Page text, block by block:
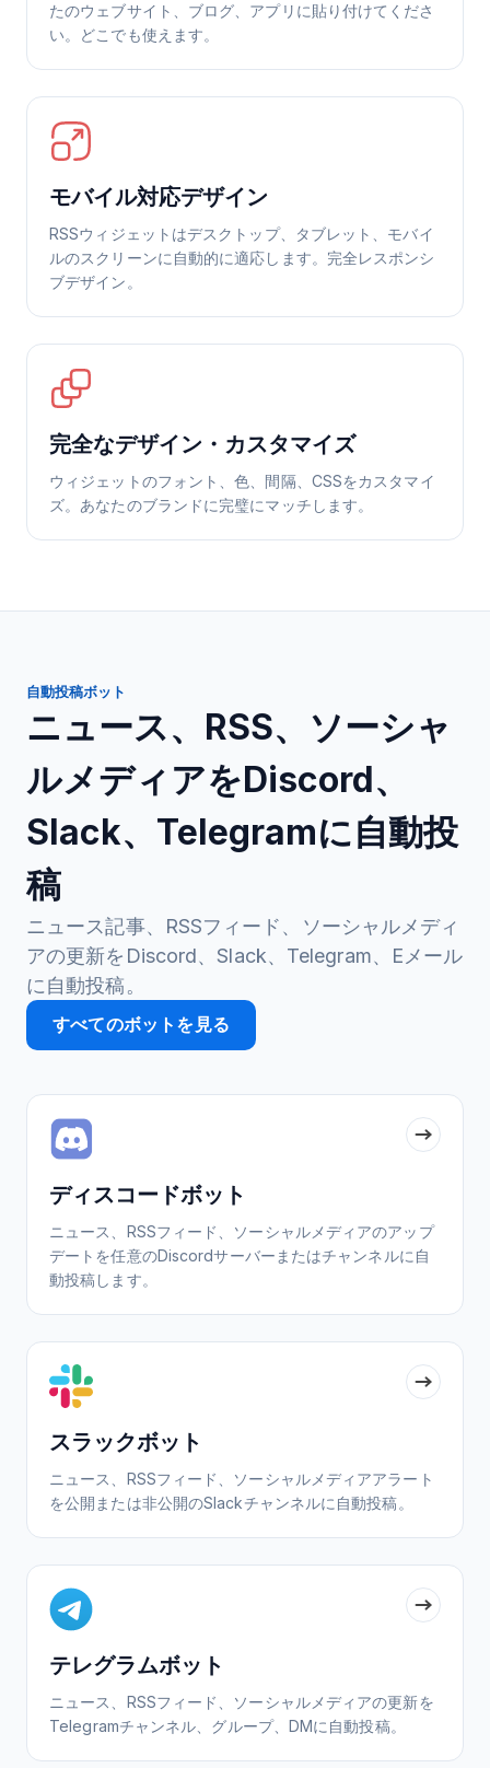
たのウェブサイト、ブログ、アプリに貼り付けてくださ
い。どこでも使えます。
モバイル対応デザイン
RSSウィジェットはデスクトップ、タブレット、モバイ
ルのスクリーンに自動的に適応します。完全レスポンシ
ブデザイン。
完全なデザイン・カスタマイズ
ウィジェットのフォント、色、間隔、CSSをカスタマイ
ズ。あなたのブランドに完璧にマッチします。
自動投稿ボット
ニュース、RSS、ソーシャ
ルメディアをDiscord、
Slack、Telegramに自動投
稿
ニュース記事、RSSフィード、ソーシャルメディ
アの更新をDiscord、Slack、Telegram、Eメール
に自動投稿。
すべてのボットを見る
ディスコードボット
ニュース、RSSフィード、ソーシャルメディアのアップ
デートを任意のDiscordサーバーまたはチャンネルに自
動投稿します。
スラックボット
ニュース、RSSフィード、ソーシャルメディアアラート
を公開または非公開のSlackチャンネルに自動投稿。
テレグラムボット
ニュース、RSSフィード、ソーシャルメディアの更新を
Telegramチャンネル、グループ、DMに自動投稿。